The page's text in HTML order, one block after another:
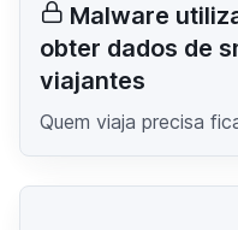
Malware
obter dados de
viajantes
Quem viaja precisa